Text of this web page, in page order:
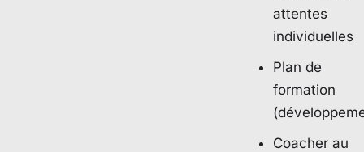
attentes
individuelles
Plan de
formation
Coacher au